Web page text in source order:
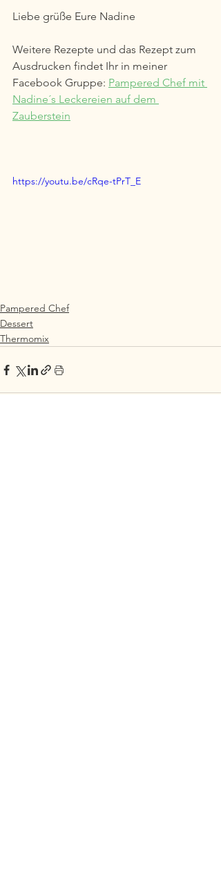
Liebe grüße Eure Nadine
Weitere Rezepte und das Rezept zum
Ausdrucken findet Ihr in meiner
Facebook Gruppe: Pampered Chef mit
Nadine´s Leckereien auf dem
Zauberstein
https://youtu.be/cRqe-tPrT_E
Pampered Chef
Dessert
Thermomix